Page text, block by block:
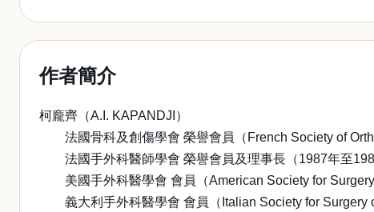
作者簡介
柯龐齊（A.I. KAPANDJI）
法國骨科及創傷學會 榮譽會員（French Society of
法國手外科醫師學會 榮譽會員及理事長（1987年至
美國手外科醫學會 會員（American Society for Surgery
義大利手外科醫學會 會員（Italian Society for Surgery